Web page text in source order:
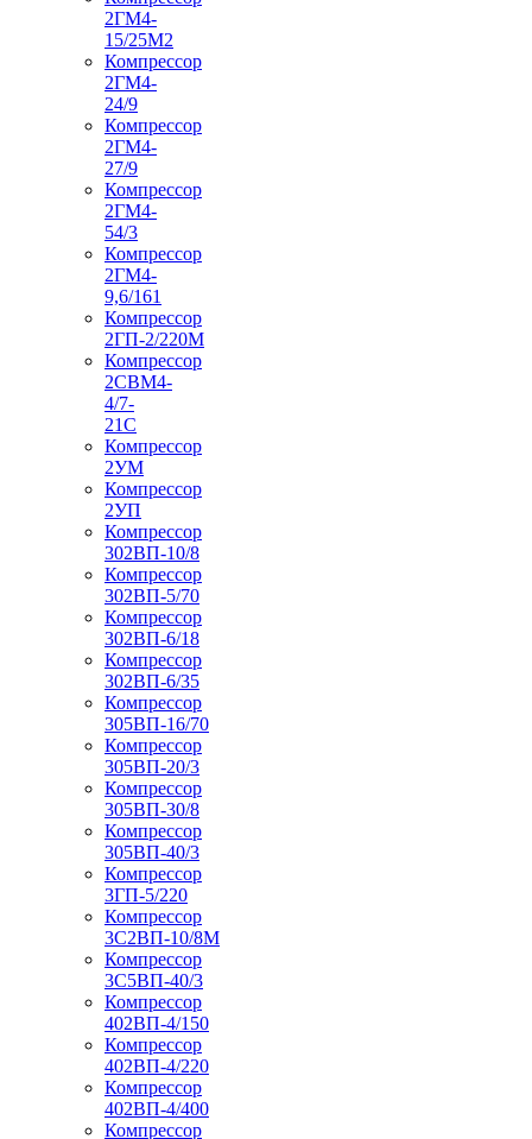
2ГМ4-
15/25М2
Компрессор
2ГМ4-
24/9
Компрессор
2ГМ4-
27/9
Компрессор
2ГМ4-
54/3
Компрессор
2ГМ4-
9,6/161
Компрессор
2ГП-2/220М
Компрессор
2СВМ4-
4/7-
21С
Компрессор
2УМ
Компрессор
2УП
Компрессор
302ВП-10/8
Компрессор
302ВП-5/70
Компрессор
302ВП-6/18
Компрессор
302ВП-6/35
Компрессор
305ВП-16/70
Компрессор
305ВП-20/3
Компрессор
305ВП-30/8
Компрессор
305ВП-40/3
Компрессор
3ГП-5/220
Компрессор
3С2ВП-10/8М
Компрессор
3С5ВП-40/3
Компрессор
402ВП-4/150
Компрессор
402ВП-4/220
Компрессор
402ВП-4/400
Компрессор